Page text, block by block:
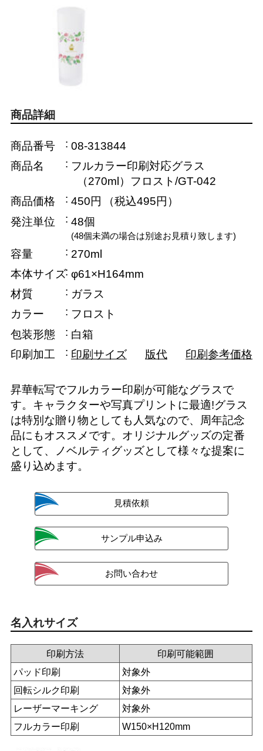
商品詳細
商品番号
08-313844
商品名
フルカラー印刷対応グラス
（270ml）フロスト/GT-042
商品価格
450円
（税込495円）
発注単位
48個
(48個未満の場合は別途お見積り致します)
容量
270ml
本体サイズ φ61×H164mm
材質
ガラス
カラー
フロスト
包装形態
白箱
印刷加工
印刷サイズ 版代 印刷参考価格
昇華転写でフルカラー印刷が可能なグラスで
す。キャラクターや写真プリントに最適!グラス
は特別な贈り物としても人気なので、周年記念
品にもオススメです。オリジナルグッズの定番
として、ノベルティグッズとして様々な提案に
盛り込めます。
名入れサイズ
印刷方法
印刷可能範囲
パッド印刷
対象外
回転シルク印刷
対象外
レーザーマーキング
対象外
フルカラー印刷
W150×H120mm